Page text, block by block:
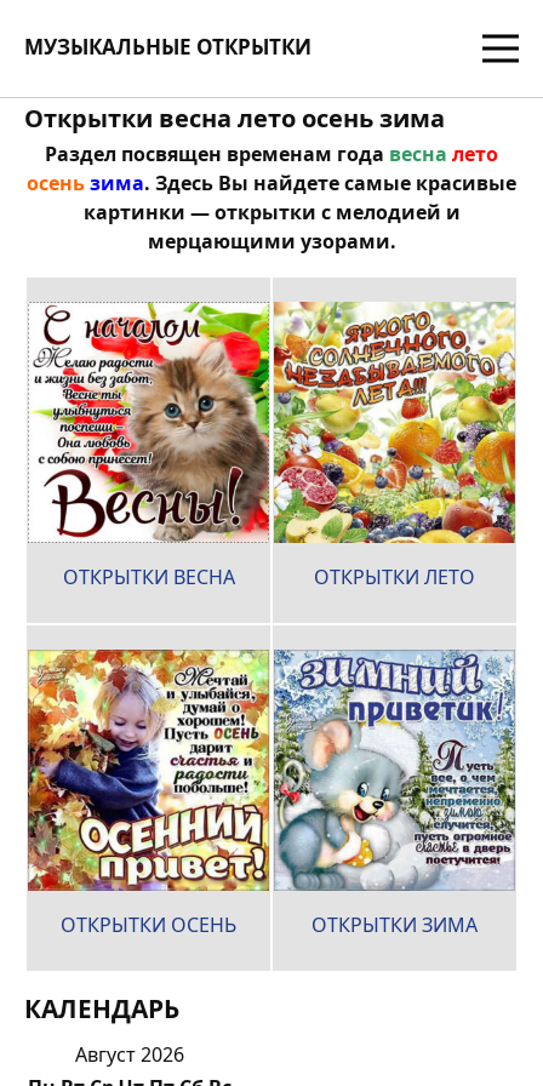
МУЗЫКАЛЬНЫЕ ОТКРЫТКИ
Открытки весна лето осень зима
Раздел посвящен временам года весна лето
осеньзима. Здесь Вы найдете самые красивые
картинки — открытки с мелодией и
мерцающими узорами.
ОТКРЫТКИ ВЕСНА ОТКРЫТКИ ЛЕТО
ОТКРЫТКИ ОСЕНЬ ОТКРЫТКИ ЗИМА
КАЛЕНДАРЬ
Август 2026